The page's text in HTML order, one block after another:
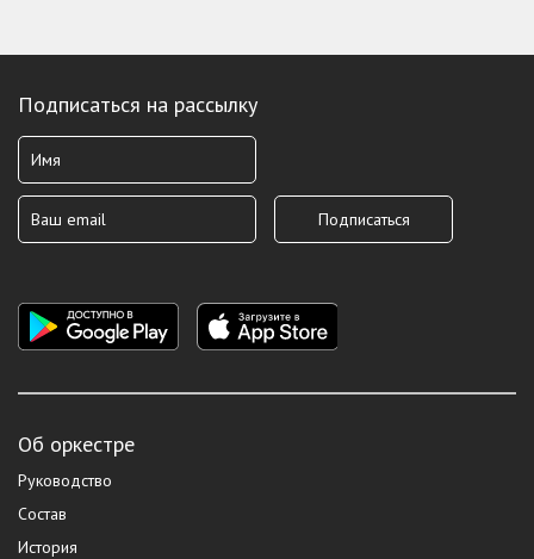
Подписаться на рассылку
Об оркестре
Руководство
Состав
История